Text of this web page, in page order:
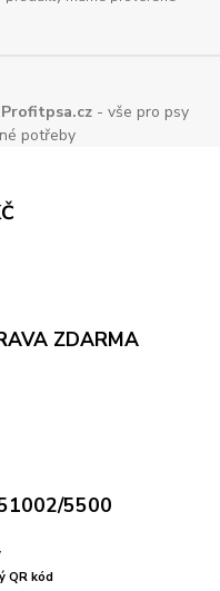
Profitpsa.cz - vše pro psy
potřeby
ZDARMA
5500
QR kód